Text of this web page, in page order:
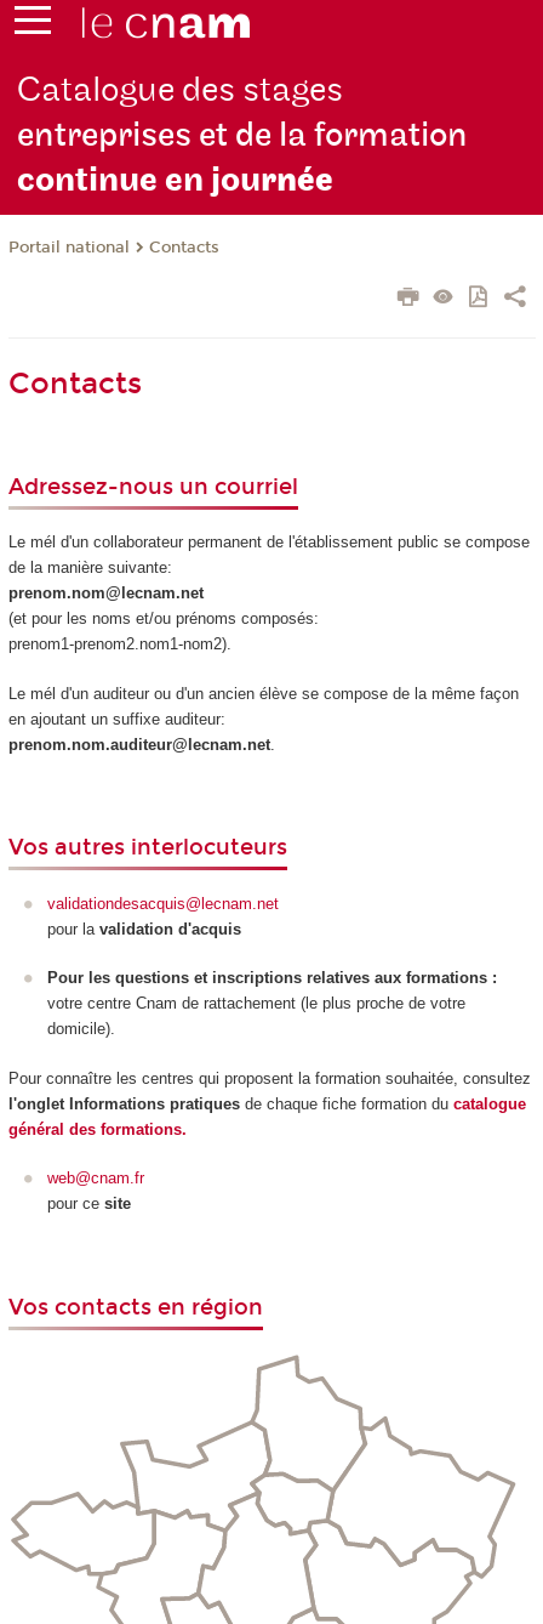
Catalogue des stages
entreprises et de la formation
continue en journée
Portail national Contacts
Contacts
Adressez-nous un courriel
Le mél d'un collaborateur permanent de l'établissement public se compose
de la manière suivante:
prenom.nom@lecnam.net
(et pour les noms et/ou prénoms composés:
prenom1-prenom2.nom1-nom2).
Le mél d'un auditeur ou d'un ancien élève se compose de la même façon
en ajoutant un suffixe auditeur:
prenom.nom.auditeur@lecnam.net.
Vos autres interlocuteurs
validationdesacquis@lecnam.net
pour la validation d'acquis
Pour les questions et inscriptions relatives aux formations :
votre centre Cnam de rattachement (le plus proche de votre
domicile).
Pour connaître les centres qui proposent la formation souhaitée, consultez
l'onglet Informations pratiquesde chaque fiche formation du catalogue
général des formations.
web@cnam.fr
pour ce site
Vos contacts en région